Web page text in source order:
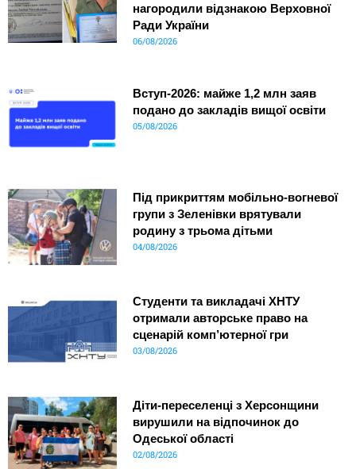
нагородили відзнакою Верховної
Ради України
06/08/2026
Вступ-2026: майже 1,2 млн заяв
подано до закладів вищої освіти
05/08/2026
Під прикриттям мобільно-вогневої
групи з Зеленівки врятували
родину з трьома дітьми
04/08/2026
Студенти та викладачі ХНТУ
отримали авторське право на
сценарій комп’ютерної гри
03/08/2026
Діти-переселенці з Херсонщини
вирушили на відпочинок до
Одеської області
02/08/2026